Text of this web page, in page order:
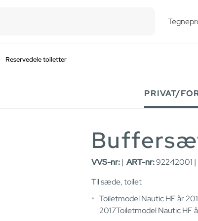
Reservedele toiletter
PRIVAT/
VVS-nr:| ART-nr:92242001 |
Til sæde, toilet
Toiletmodel Nautic HF år
2017Toiletmodel Nautic HF